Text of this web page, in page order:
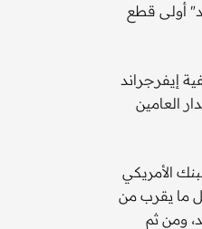
أولى قطع
إيفرجراند
العامين
الأمريكي
ما يقرب من
ومن ثم